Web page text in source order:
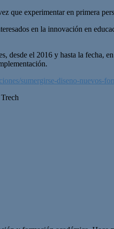
que experimentar en primera
en la innovación en
desde el 2016 y hasta la
sumergirse-diseno-nuevos-